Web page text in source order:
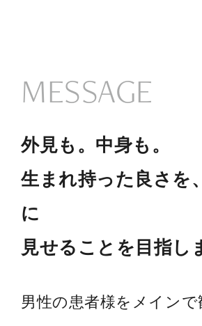
MESSAGE
外見も。中身も。
生まれ持った良さを
に
見せることを目指し
男性の患者様をメイン